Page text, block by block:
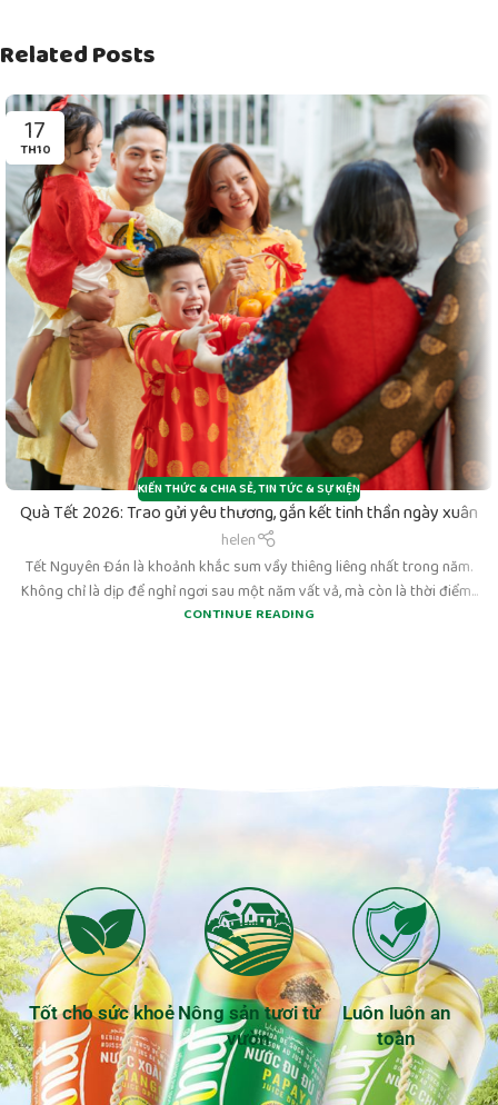
Related Posts
17
TH10
KIẾN THỨC & CHIA SẺ,TIN TỨC & SỰ KIỆN
Quà Tết 2026: Trao gửi yêu thương, gắn kết tinh thần ngày xuân
helen
Tết Nguyên Đán là khoảnh khắc sum vầy thiêng liêng nhất trong năm.
Không chỉ là dịp để nghỉ ngơi sau một năm vất vả, mà còn là thời điểm...
CONTINUE READING
Tốt cho sức khoẻ Nông sản tươi từ
vườn
Luôn luôn an
toàn